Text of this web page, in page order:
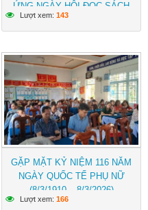
ỨNG NGÀY HỘI ĐỌC SÁCH
VIỆT NAM
Lượt xem: 143
GẶP MẶT KỶ NIỆM 116 NĂM
NGÀY QUỐC TẾ PHỤ NỮ
(8/3/1910 – 8/3/2026)
Lượt xem: 166